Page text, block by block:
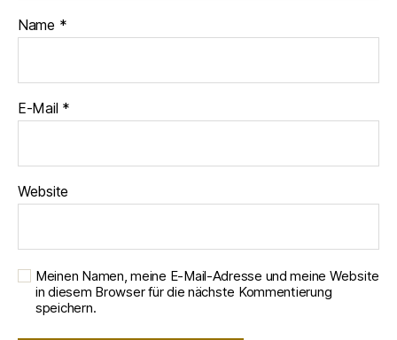
Name *
E-Mail *
Website
Meinen Namen, meine E-Mail-Adresse und meine Website
in diesem Browser für die nächste Kommentierung
speichern.